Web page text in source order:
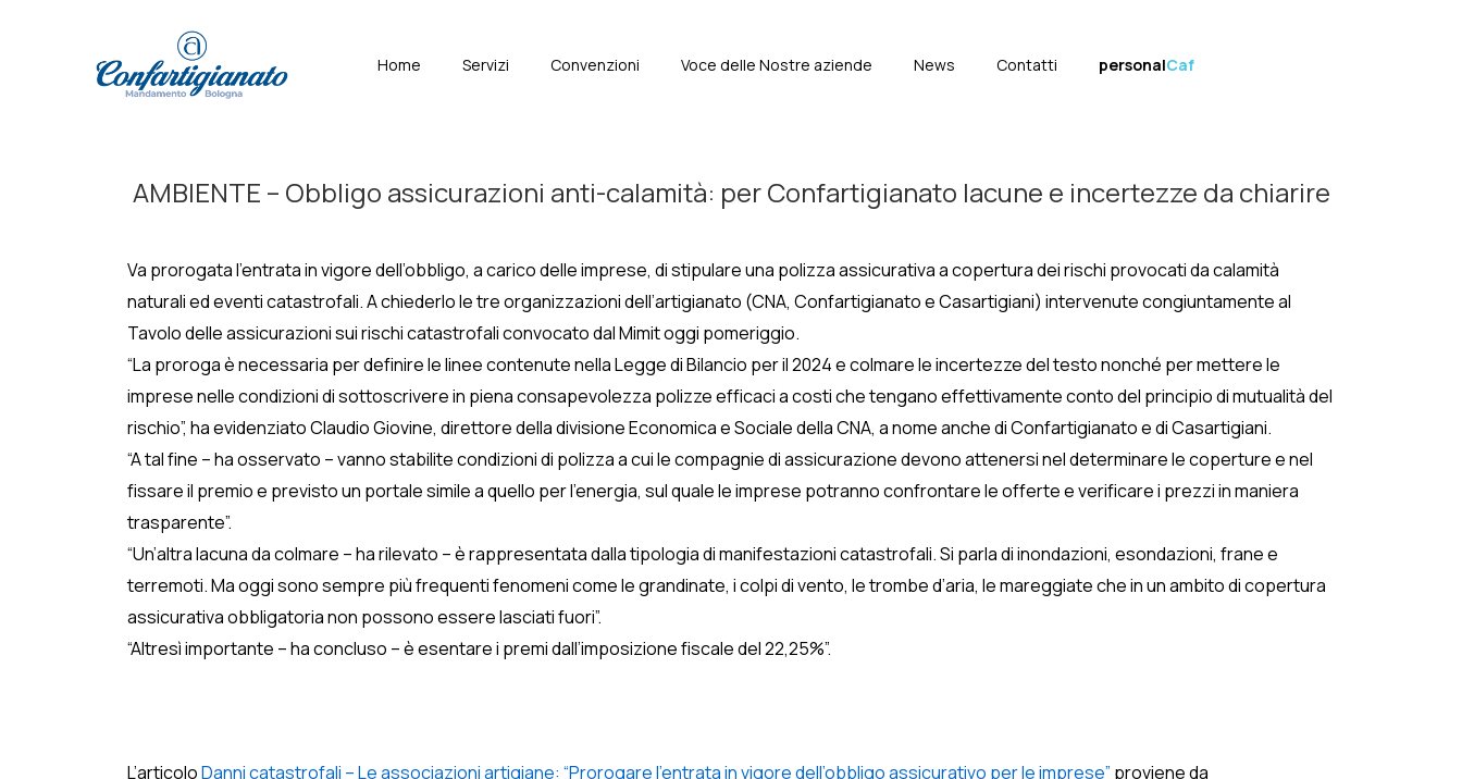
Menù
Home Servizi Convenzioni Voce delle Nostre aziende News Contatti personalCaf
AMBIENTE – Obbligo assicurazioni anti-calamità: per Confartigianato lacune e incertezze da chiarire
Va prorogata l’entrata in vigore dell’obbligo, a carico delle imprese, di stipulare una polizza assicurativa a copertura dei rischi provocati da calamità
naturali ed eventi catastrofali. A chiederlo le tre organizzazioni dell’artigianato (CNA, Confartigianato e Casartigiani) intervenute congiuntamente al
Tavolo delle assicurazioni sui rischi catastrofali convocato dal Mimit oggi pomeriggio.
“La proroga è necessaria per definire le linee contenute nella Legge di Bilancio per il 2024 e colmare le incertezze del testo nonché per mettere le
imprese nelle condizioni di sottoscrivere in piena consapevolezza polizze efficaci a costi che tengano effettivamente conto del principio di mutualità del
rischio”, ha evidenziato Claudio Giovine, direttore della divisione Economica e Sociale della CNA, a nome anche di Confartigianato e di Casartigiani.
“A tal fine – ha osservato – vanno stabilite condizioni di polizza a cui le compagnie di assicurazione devono attenersi nel determinare le coperture e nel
fissare il premio e previsto un portale simile a quello per l’energia, sul quale le imprese potranno confrontare le offerte e verificare i prezzi in maniera
trasparente”.
“Un’altra lacuna da colmare – ha rilevato – è rappresentata dalla tipologia di manifestazioni catastrofali. Si parla di inondazioni, esondazioni, frane e
terremoti. Ma oggi sono sempre più frequenti fenomeni come le grandinate, i colpi di vento, le trombe d’aria, le mareggiate che in un ambito di copertura
assicurativa obbligatoria non possono essere lasciati fuori”.
“Altresì importante – ha concluso – è esentare i premi dall’imposizione fiscale del 22,25%”.
L’articoloDanni catastrofali – Le associazioni artigiane: “Prorogare l’entrata in vigore dell’obbligo assicurativo per le imprese” proviene da